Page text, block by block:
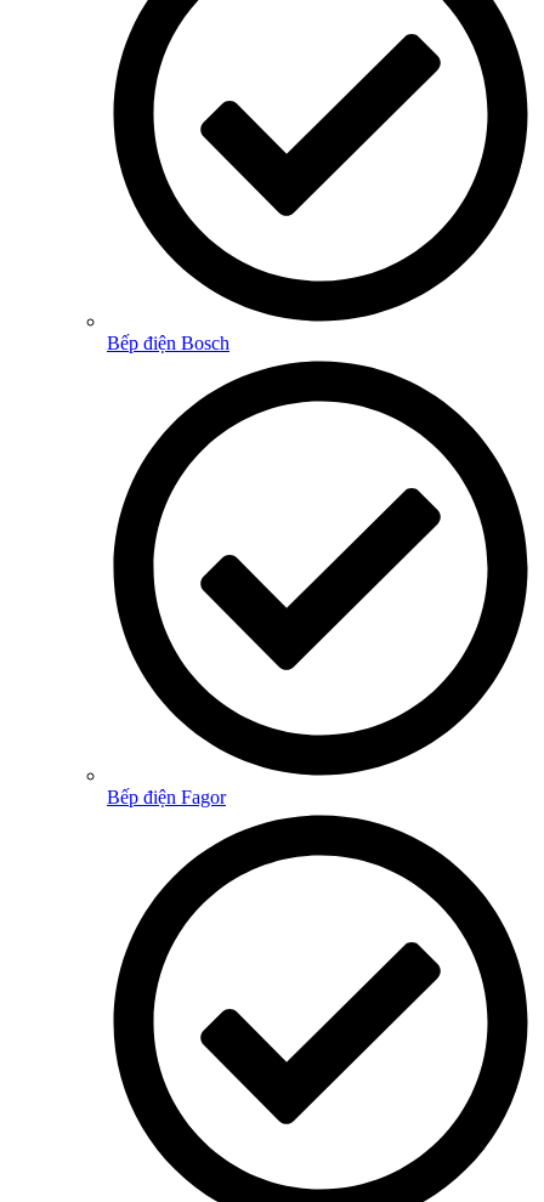
Bếp điện Bosch
Bếp điện Fagor